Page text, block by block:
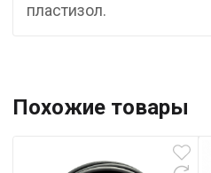
пластизол.
Похожие товары